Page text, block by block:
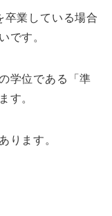
卒業している場合
です。
学位である「準
す。
ります。